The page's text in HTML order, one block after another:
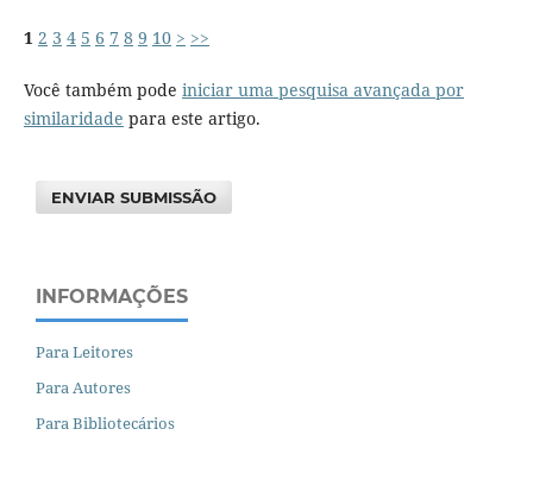
1 2 3 4 5 6 7 8 9 10 > >>
Você também pode iniciar uma pesquisa avançada por
similaridade para este artigo.
ENVIAR SUBMISSÃO
INFORMAÇÕES
Para Leitores
Para Autores
Para Bibliotecários